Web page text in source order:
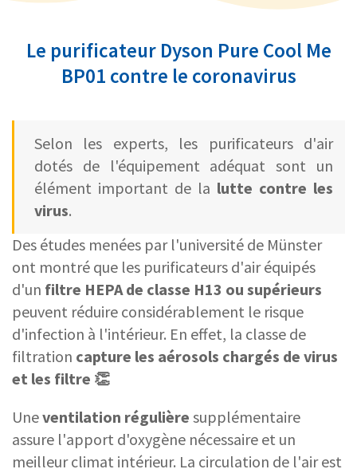
Le purificateur Dyson Pure Cool Me
BP01 contre le coronavirus
Selon les experts, les purificateurs d'air
dotés de l'équipement adéquat sont un
élément important de la lutte contre les
virus.
Des études menées par l'université de Münster
ont montré que les purificateurs d'air équipés
d'un filtre HEPA de classe H13 ou supérieurs
peuvent réduire considérablement le risque
d'infection à l'intérieur. En effet, la classe de
filtration capture les aérosols chargés de virus
et les filtre 👏
Uneventilation régulière supplémentaire
assure l'apport d'oxygène nécessaire et un
meilleur climat intérieur. La circulation de l'air est